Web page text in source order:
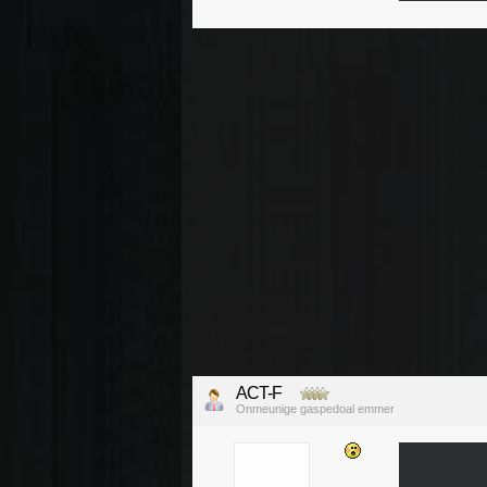
ACT-F
Onmeunige gaspedoal emmer